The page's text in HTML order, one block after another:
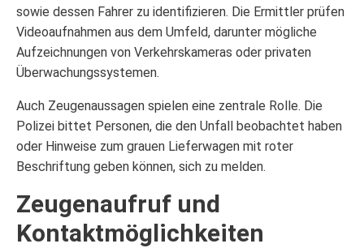
sowie dessen Fahrer zu identifizieren. Die Ermittler prüfen
Videoaufnahmen aus dem Umfeld, darunter mögliche
Aufzeichnungen von Verkehrskameras oder privaten
Überwachungssystemen.
Auch Zeugenaussagen spielen eine zentrale Rolle. Die
Polizei bittet Personen, die den Unfall beobachtet haben
oder Hinweise zum grauen Lieferwagen mit roter
Beschriftung geben können, sich zu melden.
Zeugenaufruf und
Kontaktmöglichkeiten